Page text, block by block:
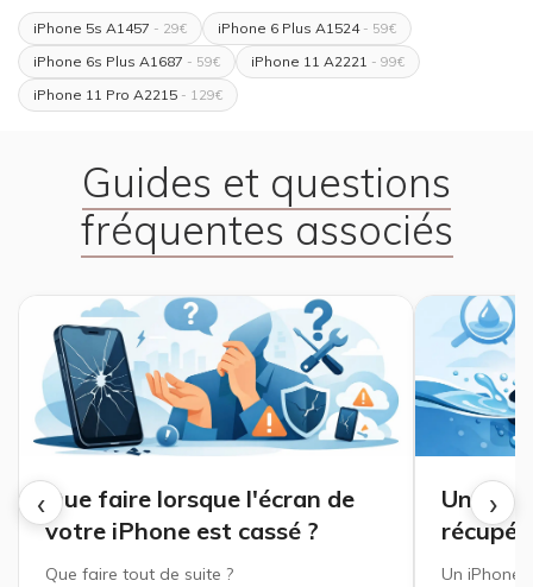
iPhone 5s A1457 - 29€ iPhone 6 Plus A1524- 59€
iPhone 6s Plus A1687 - 59€ iPhone 11 A2221 - 99€
iPhone 11 Pro A2215 - 129€
Guides et questions
fréquentes associés
‹ ›
Que faire lorsque l'écran de
votre iPhone est cassé ?
Que faire tout de suite ?
Un
Un iPhone